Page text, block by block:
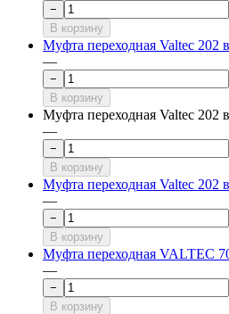
−
В корзину
Муфта переходная Valtec 202
—
−
В корзину
Муфта переходная Valtec 202
—
−
В корзину
Муфта переходная Valtec 202
—
−
В корзину
Муфта переходная VALTEC
—
−
В корзину